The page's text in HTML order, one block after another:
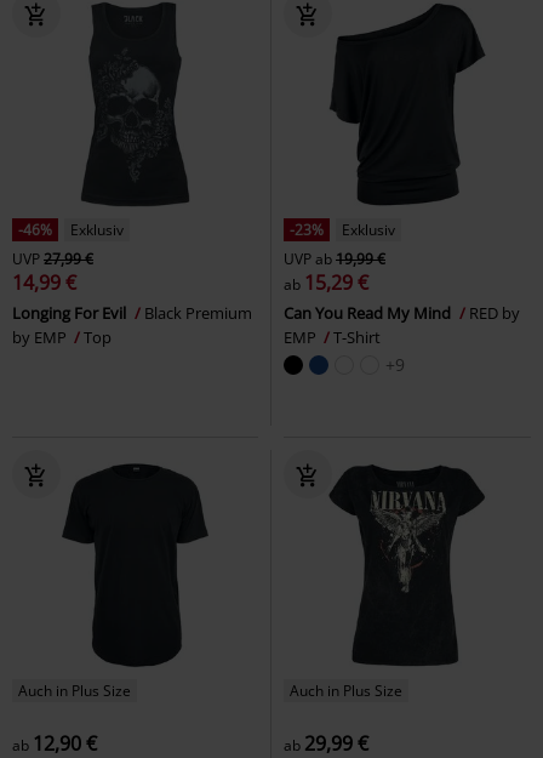
-46%
Exklusiv
UVP27,99 €
14,99 €
Longing For Evil
Black Premium
by EMP
Top
-23%
Exklusiv
UVPab19,99 €
ab 15,29 €
Can You Read My Mind
RED by
EMP
T-Shirt
+9
Auch in Plus Size
ab 12,90 €
Auch in Plus Size
ab 29,99 €